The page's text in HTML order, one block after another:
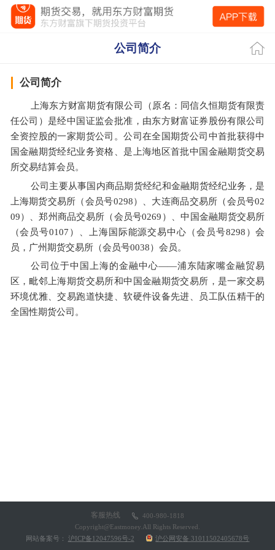
公司简介
公司简介
上海东方财富期货有限公司（原名：同信久恒期货有限责
任公司）是经中国证监会批准，由东方财富证券股份有限公司
全资控股的一家期货公司。公司在全国期货公司中首批获得中
国金融期货经纪业务资格、是上海地区首批中国金融期货交易
所交易结算会员。
公司主要从事国内商品期货经纪和金融期货经纪业务，是
上海期货交易所（会员号0298）、大连商品交易所（会员号02
09）、郑州商品交易所（会员号0269）、中国金融期货交易所
（会员号0107）、上海国际能源交易中心（会员号8298）会
员，广州期货交易所（会员号0038）会员。
公司位于中国上海的金融中心——浦东陆家嘴金融贸易
区，毗邻上海期货交易所和中国金融期货交易所，是一家交易
环境优雅、交易跑道快捷、软硬件设备先进、员工队伍精干的
全国性期货公司。
客服热线
400-980-1818
Copyright@Eastmoney.All Rights Reserved.
网站备案号： 沪ICP备12047596号-2 沪公网安备 31011502405678号